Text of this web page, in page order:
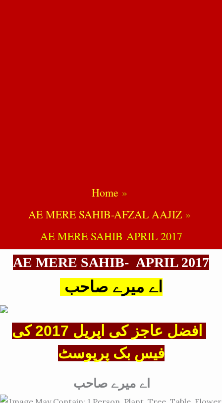
Home
AE MERE SAHIB-AFZAL AAJIZ
AE MERE SAHIB APRIL 2017
AE MERE SAHIB- APRIL 2017
اے میرے صاحب
افضل عاجز کی اپریل 2017 کی
فیس بک پرپوسٹ
اے میرے صاحب